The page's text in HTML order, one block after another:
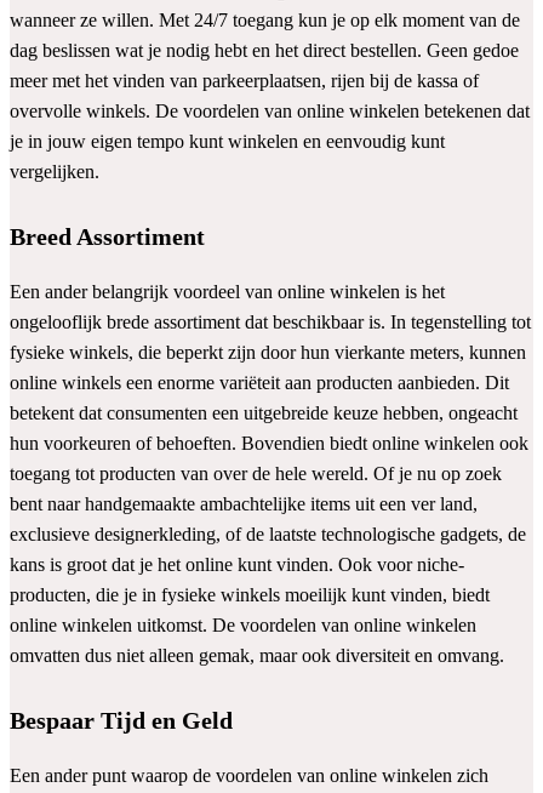
wanneer ze willen. Met 24/7 toegang kun je op elk moment van de
dag beslissen wat je nodig hebt en het direct bestellen. Geen gedoe
meer met het vinden van parkeerplaatsen, rijen bij de kassa of
overvolle winkels. De voordelen van online winkelen betekenen dat
je in jouw eigen tempo kunt winkelen en eenvoudig kunt
vergelijken.
Breed Assortiment
Een ander belangrijk voordeel van online winkelen is het
ongelooflijk brede assortiment dat beschikbaar is. In tegenstelling tot
fysieke winkels, die beperkt zijn door hun vierkante meters, kunnen
online winkels een enorme variëteit aan producten aanbieden. Dit
betekent dat consumenten een uitgebreide keuze hebben, ongeacht
hun voorkeuren of behoeften. Bovendien biedt online winkelen ook
toegang tot producten van over de hele wereld. Of je nu op zoek
bent naar handgemaakte ambachtelijke items uit een ver land,
exclusieve designerkleding, of de laatste technologische gadgets, de
kans is groot dat je het online kunt vinden. Ook voor niche-
producten, die je in fysieke winkels moeilijk kunt vinden, biedt
online winkelen uitkomst. De voordelen van online winkelen
omvatten dus niet alleen gemak, maar ook diversiteit en omvang.
Bespaar Tijd en Geld
Een ander punt waarop de voordelen van online winkelen zich